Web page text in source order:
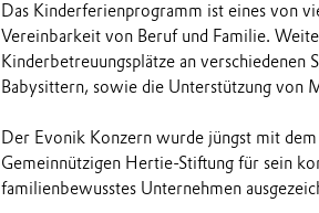
Das Kinderferienprogramm ist eines von
Vereinbarkeit von Beruf und Familie.
Kinderbetreuungsplätze an
Babysittern, sowie die Unterstützung von
Der Evonik Konzern wurde jüngst mit
Gemeinnützigen Hertie-Stiftung für sein
familienbewusstes Unternehmen